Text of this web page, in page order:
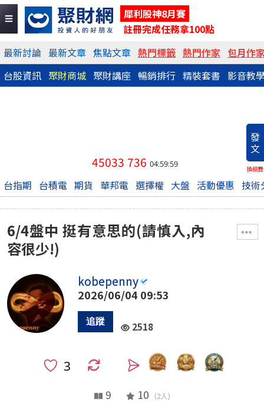
犀利股神8月賽
註冊完成任務拿100點
最新討論 最新文章 焦點文章 熱門標籤 熱門作家 包月作
台股資訊 聚財商城 聚財講座 暢銷排行 精裝套書 影音教
發
文
換稿費
45033 736 04:59:59
台指期 台積電 期貨 華邦電 選擇權 大盤 活動優惠 技術
6/4盤中 挺有意思的(請慎入,內
容很少!)
kobepenny
2026/06/04 09:53
2518
9 10 (2人)